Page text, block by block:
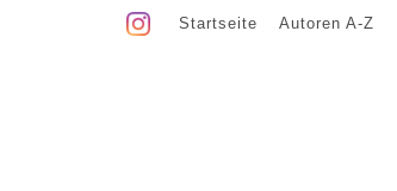
Startseite Autoren A-Z